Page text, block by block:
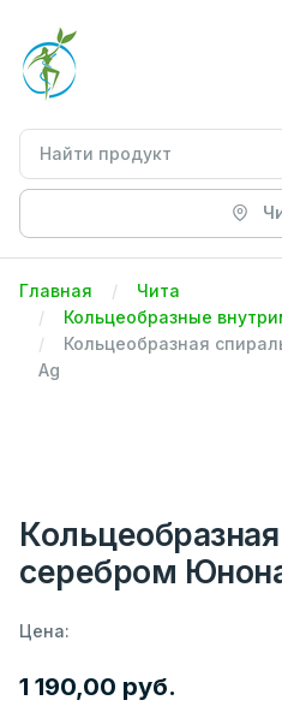
Главная
Чита
Кольцеобразные
Кольцеобразная
Ag
серебром
Цена:
1 190,00 руб.